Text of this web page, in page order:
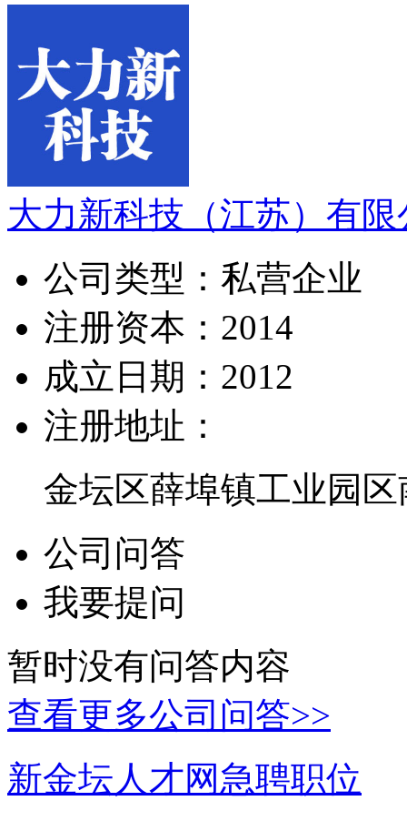
大力新科技（江苏）有限
公司类型： 私营企业
注册资本： 2014
成立日期： 2012
注册地址：
金坛区薛埠镇工业园
公司问答
我要提问
暂时没有问答内容
查看更多公司问答>>
新金坛人才网急聘职位